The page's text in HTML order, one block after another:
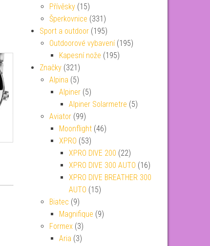
Přívěsky (15)
Šperkovnice (331)
Sport a outdoor (195)
Outdoorové vybavení (195)
Kapesní nože (195)
Značky (321)
Alpina (5)
Alpiner (5)
Alpiner Solarmetre (5)
Aviator (99)
Moonflight (46)
XPRO (53)
XPRO DIVE 200 (22)
XPRO DIVE 300 AUTO (16)
XPRO DIVE BREATHER 300
AUTO (15)
Biatec (9)
Magnifique (9)
Formex (3)
Aria (3)